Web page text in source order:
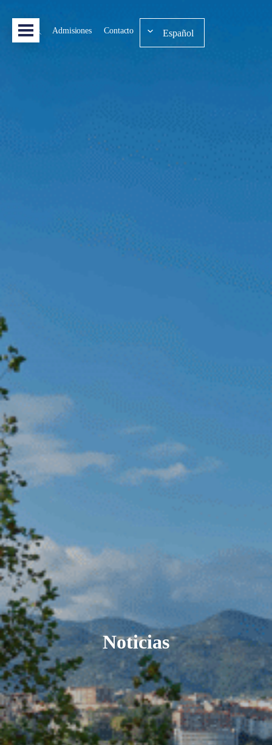
Admisiones Contacto Español
Noticias